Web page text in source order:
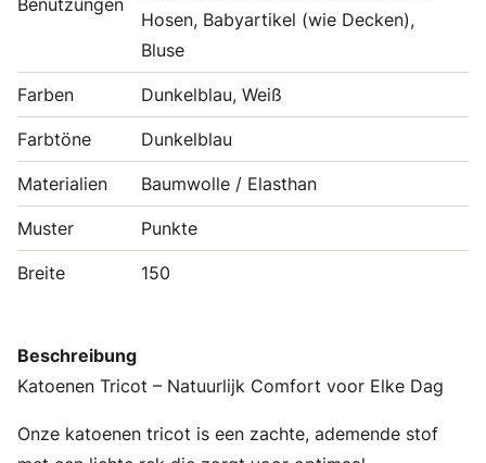
Hosen, Babyartikel (wie Decken),
Bluse
Farben Dunkelblau, Weiß
Farbtöne Dunkelblau
Materialien Baumwolle / Elasthan
Muster Punkte
Breite 150
Beschreibung
Katoenen Tricot – Natuurlijk Comfort voor Elke Dag
Onze katoenen tricot is een zachte, ademende stof